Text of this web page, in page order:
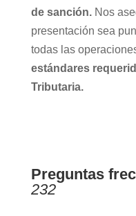
de sanción. Nos
presentación sea
todas las
estándares
Tributaria.
Preguntas
232